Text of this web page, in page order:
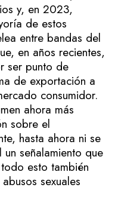
y, en 2023,
de estos
entre bandas del
en años recientes,
ser punto de
de exportación a
consumidor.
ahora más
sobre el
hasta ahora ni se
señalamiento que
esto también
sexuales